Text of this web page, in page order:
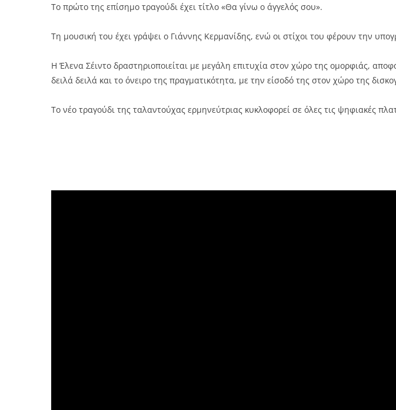
Το πρώτο της επίσημο τραγούδι έχει τίτλο «Θα γίνω ο άγγελός σου».
Τη μουσική του έχει γράψει ο Γιάννης Κερμανίδης, ενώ οι στίχοι του φέρουν την
Η Έλενα Σέιντο δραστηριοποιείται με μεγάλη επιτυχία στον χώρο της ομορφιάς,
δειλά δειλά και το όνειρο της πραγματικότητα, με την είσοδό της στον χώρο της
Το νέο τραγούδι της ταλαντούχας ερμηνεύτριας κυκλοφορεί σε όλες τις ψηφιακές